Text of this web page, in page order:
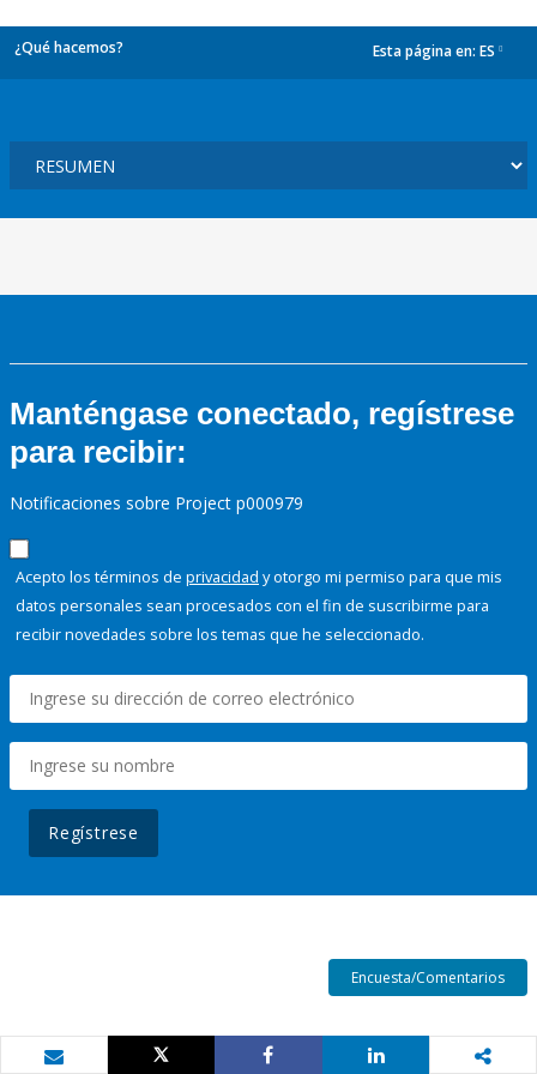
¿Qué hacemos? Esta página en: ES
Manténgase conectado, regístrese
para recibir:
Notificaciones sobre Project p000979
Acepto los términos de privacidad y otorgo mi permiso para que mis
datos personales sean procesados con el fin de suscribirme para
recibir novedades sobre los temas que he seleccionado.
Regístrese
Encuesta/Comentarios